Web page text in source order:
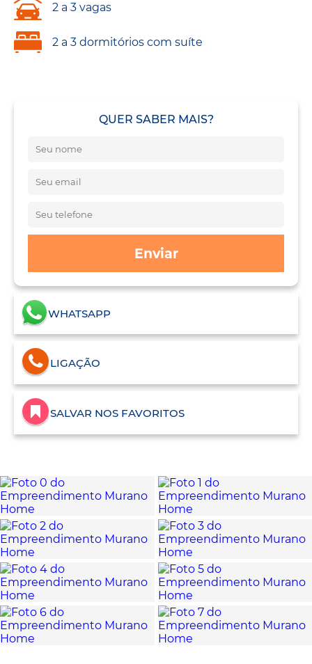
2 a 3 vagas
2 a 3 dormitórios com suíte
QUER SABER MAIS?
Enviar
WHATSAPP
LIGAÇÃO
SALVAR NOS FAVORITOS